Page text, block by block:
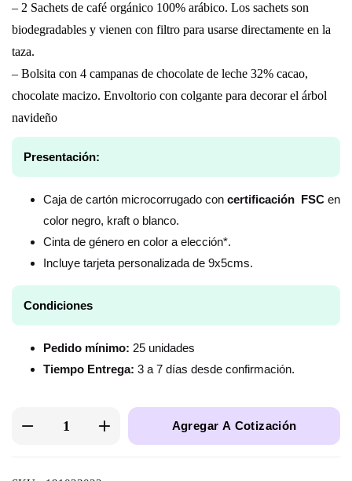
– 2 Sachets de café orgánico 100% arábico. Los sachets son
biodegradables y vienen con filtro para usarse directamente en la
taza.
– Bolsita con 4 campanas de chocolate de leche 32% cacao,
chocolate macizo. Envoltorio con colgante para decorar el árbol
navideño
Presentación:
Caja de cartón microcorrugado con certificación FSC en
color negro, kraft o blanco.
Cinta de género en color a elección*.
Incluye tarjeta personalizada de 9x5cms.
Condiciones
Pedido mínimo: 25 unidades
Tiempo Entrega: 3 a 7 días desde confirmación.
Agregar A Cotización